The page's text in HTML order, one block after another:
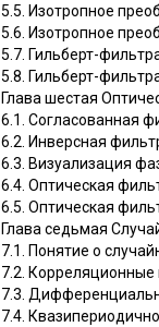
5.5. Изотропное
5.6. Изотропное
5.7. Гильберт-
5.8. Гильберт-
Глава шестая
6.1. Согласованная
6.2. Инверсная
6.3. Визуализация
6.4. Оптическая
6.5. Оптическая
Глава седьмая
7.1. Понятие о
7.2. Корреляционные
7.3.
7.4.